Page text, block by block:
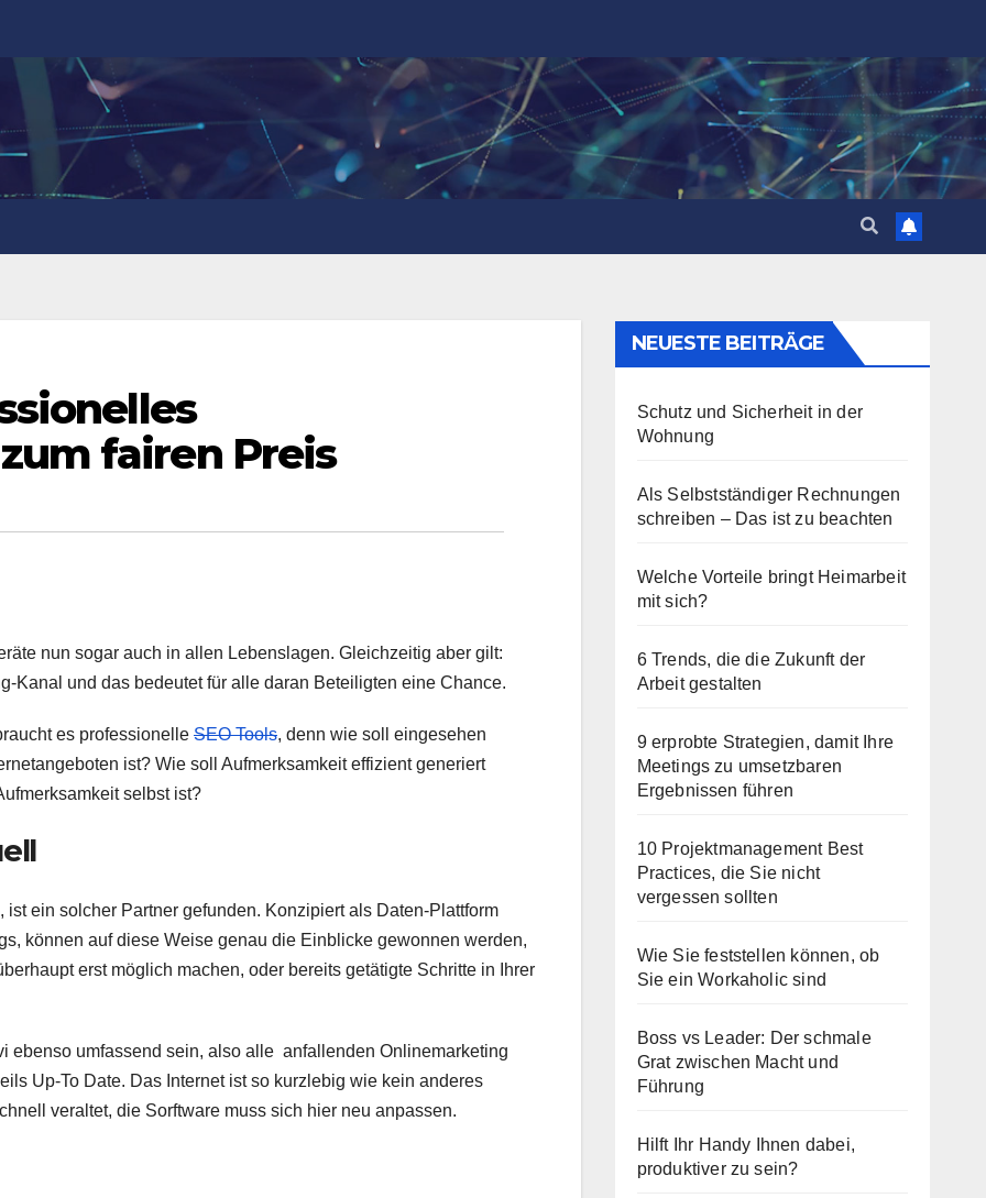
fairen Preis
nun sogar auch in allen Lebenslagen. Gleichzeitig aber gilt:
Kanal und das bedeutet für alle daran Beteiligten eine Chance.
es professionelle SEO Tools, denn wie soll eingesehen
ist? Wie soll Aufmerksamkeit effizient generiert
selbst ist?
ein solcher Partner gefunden. Konzipiert als Daten-Plattform
können auf diese Weise genau die Einblicke gewonnen werden,
erst möglich machen, oder bereits getätigte Schritte in Ihrer
ebenso umfassend sein, also alle anfallenden Onlinemarketing
Up-To Date. Das Internet ist so kurzlebig wie kein anderes
veraltet, die Sorftware muss sich hier neu anpassen.
NEUESTE BEITRÄGE
Schutz und Sicherheit in der
Wohnung
Als Selbstständiger Rechnungen
schreiben – Das ist zu beachten
Welche Vorteile bringt Heimarbeit
mit sich?
6 Trends, die die Zukunft der
Arbeit gestalten
9 erprobte Strategien, damit Ihre
Meetings zu umsetzbaren
Ergebnissen führen
10 Projektmanagement Best
Practices, die Sie nicht
vergessen sollten
Wie Sie feststellen können, ob
Sie ein Workaholic sind
Boss vs Leader: Der schmale
Grat zwischen Macht und
Führung
Hilft Ihr Handy Ihnen dabei,
produktiver zu sein?